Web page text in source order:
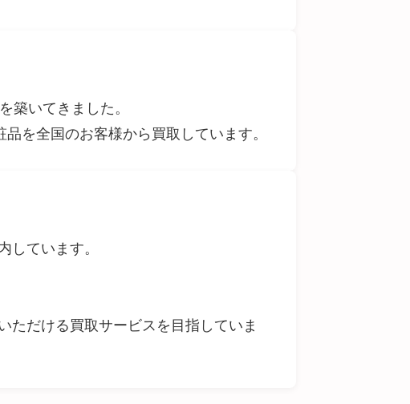
築いてきました。
を全国のお客様から買取しています。
しています。
ただける買取サービスを目指していま